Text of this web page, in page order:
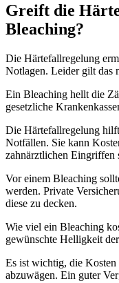
Greift die
Bleaching?
Die Härtefallregelung
Notlagen. Leider gilt das
Ein Bleaching hellt die
gesetzliche
Die Härtefallregelung
Notfällen. Sie kann
zahnärztlichen Eingriffen
Vor einem Bleaching
werden. Private
diese zu decken.
Wie viel ein Bleaching
gewünschte Helligkeit
Es ist wichtig, die
abzuwägen. Ein guter